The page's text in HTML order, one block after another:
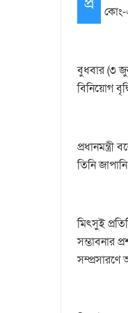
কোং-
বুধবার (৩
বিনিয়োগ
তিনি
মিৎসুই
সম্ভাবনার
সম্প্রসারণে